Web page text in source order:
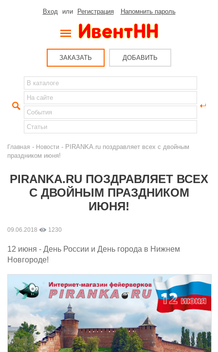
Вход или Регистрация Напомнить пароль
ЗАКАЗАТЬ ДОБАВИТЬ
Главная - Новости - PIRANKA.ru поздравляет всех с двойным
праздником июня!
PIRANKA.RU ПОЗДРАВЛЯЕТ ВСЕХ
С ДВОЙНЫМ ПРАЗДНИКОМ
ИЮНЯ!
09.06.2018 1230
12 июня - День России и День города в Нижнем
Новгороде!